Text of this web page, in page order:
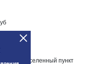
населенный пункт